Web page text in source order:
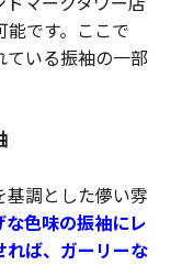
です。ここで
ている振袖の一部
基調とした儚い雰
な色味の振袖にレ
れば、ガーリーな